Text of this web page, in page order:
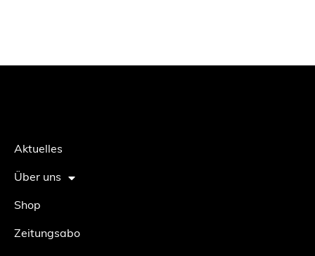
Aktuelles
Über uns
Shop
Zeitungsabo